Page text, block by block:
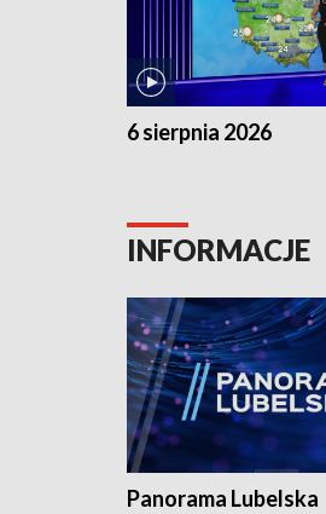
6 sierpnia 2026
INFORMACJE
Panorama Lubelska